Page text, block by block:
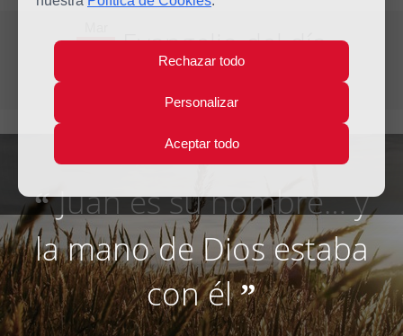
Rechazar todo
Personalizar
Aceptar todo
23 Evangelio del día
“Juan es su nombre… y
la mano de Dios estaba
con él”